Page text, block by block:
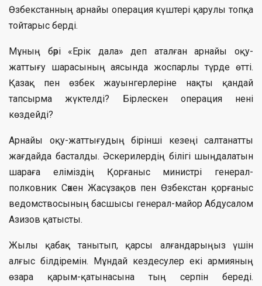
Өзбекстанның арнайы операция күштері қарулы топқа
тойтарыс берді.
Мұның бәрі «Ерік дала» деп аталған арнайы оқу-
жаттығу шарасының аясында жоспарлы түрде өтті.
Қазақ пен өзбек жауынгерлеріне нақты қандай
тапсырма жүктелді? Бірлескен операция нені
көздейді?
Арнайы оқу-жаттығудың бірінші кезеңі салтанатты
жағдайда басталды. Әскерилердің білігі шыңдалатын
шараға еліміздің Қорғаныс министрі генерал-
полковник Сәкен Жасұзақов пен Өзбекстан қорғаныс
ведомствосының басшысы генерал-майор Абдусалом
Азизов қатысты.
Жылы қабақ танытып, қарсы алғандарыңыз үшін
алғыс білдіремін. Мұндай кездесулер екі армияның
өзара қарым-қатынасына тың серпін береді.